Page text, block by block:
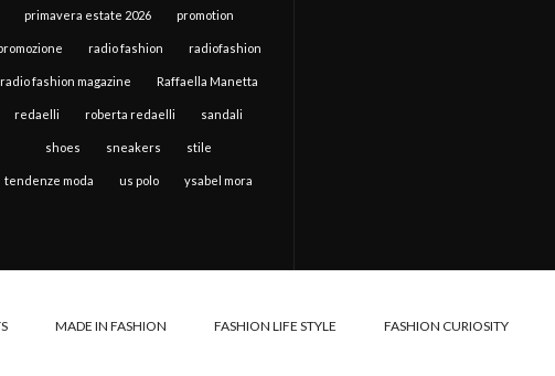
primavera estate 2026 promotion
radio fashion radiofashion
radio fashion magazine Raffaella Manetta
redaelli roberta redaelli sandali
shoes sneakers stile
tendenze moda us polo ysabel mora
MADE IN FASHION FASHION LIFE STYLE FASHION CURIOSITY